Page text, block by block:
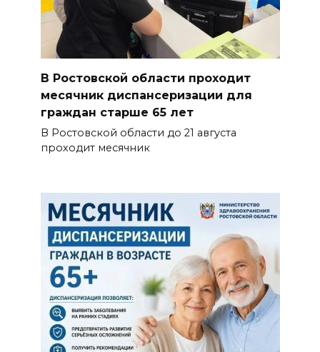
В Ростовской области проходит
месячник диспансеризации для
граждан старше 65 лет
В Ростовской области до 21 августа
проходит месячник